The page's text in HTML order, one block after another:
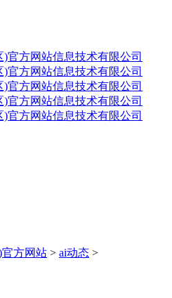
官方网站 > ai动态 >